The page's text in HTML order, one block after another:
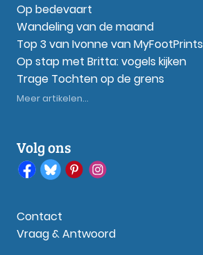
Op bedevaart
Wandeling van de maand
Top 3 van Ivonne van MyFootPrints
Op stap met Britta: vogels kijken
Trage Tochten op de grens
Meer artikelen...
Volg ons
Contact
Vraag & Antwoord